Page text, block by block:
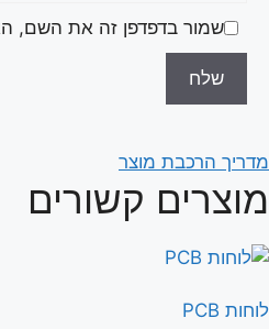
שמור בדפדפן זה את השם,
מדריך הרכבת מוצר
מוצרים קשורים
לוחות PCB